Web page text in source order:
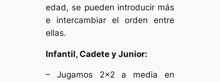
edad, se pueden introducir más
e intercambiar el orden entre
ellas.
Infantil, Cadete y Junior:
– Jugamos 2×2 a media en